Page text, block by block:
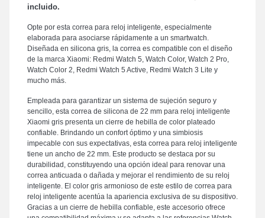
incluido.
Opte por esta correa para reloj inteligente, especialmente
elaborada para asociarse rápidamente a un smartwatch.
Diseñada en silicona gris, la correa es compatible con el diseño
de la marca Xiaomi: Redmi Watch 5, Watch Color, Watch 2 Pro,
Watch Color 2, Redmi Watch 5 Active, Redmi Watch 3 Lite y
mucho más.
Empleada para garantizar un sistema de sujeción seguro y
sencillo, esta correa de silicona de 22 mm para reloj inteligente
Xiaomi gris presenta un cierre de hebilla de color plateado
confiable. Brindando un confort óptimo y una simbiosis
impecable con sus expectativas, esta correa para reloj inteligente
tiene un ancho de 22 mm. Este producto se destaca por su
durabilidad, constituyendo una opción ideal para renovar una
correa anticuada o dañada y mejorar el rendimiento de su reloj
inteligente. El color gris armonioso de este estilo de correa para
reloj inteligente acentúa la apariencia exclusiva de su dispositivo.
Gracias a un cierre de hebilla confiable, este accesorio ofrece